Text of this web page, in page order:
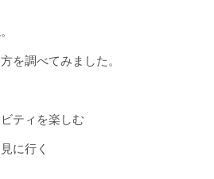
を調べてみました。
ティを楽しむ
に行く